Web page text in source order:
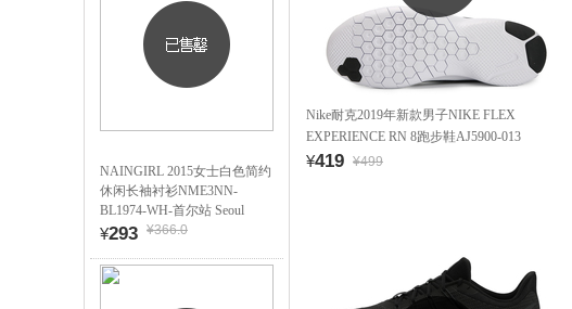
NAINGIRL 2015女士白色简约
休闲长袖衬衫NME3NN-
BL1974-WH-首尔站 Seoul
¥293 ¥366.0
Nike耐克2019年新款男子NIKE FLEX
EXPERIENCE RN 8跑步鞋AJ5900-013
¥419 ¥499